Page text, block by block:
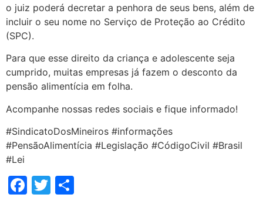
o juiz poderá decretar a penhora de seus bens, além de
incluir o seu nome no Serviço de Proteção ao Crédito
(SPC).
Para que esse direito da criança e adolescente seja
cumprido, muitas empresas já fazem o desconto da
pensão alimentícia em folha.
Acompanhe nossas redes sociais e fique informado!
#SindicatoDosMineiros #informações
#PensãoAlimentícia #Legislação #CódigoCivil #Brasil
#Lei
Facebook
Twitter